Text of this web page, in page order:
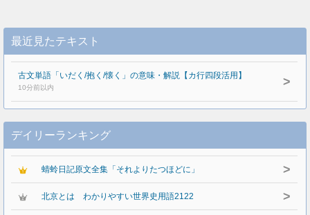
最近見たテキスト
古文単語「いだく/抱く/懐く」の意味・解説【カ行四段活用】
10分前以内 >
デイリーランキング
蜻蛉日記原文全集「それよりたつほどに」 >
北京とは わかりやすい世界史用語2122 >